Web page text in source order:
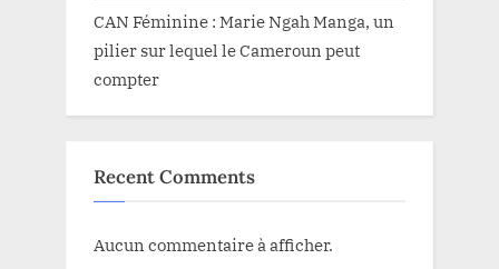
CAN Féminine : Marie Ngah Manga, un
pilier sur lequel le Cameroun peut
compter
Recent Comments
Aucun commentaire à afficher.